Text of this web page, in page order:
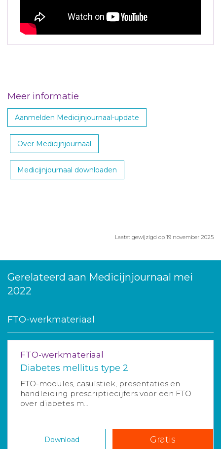
Meer informatie
Aanmelden Medicijnjournaal-update
Over Medicijnjournaal
Medicijnjournaal downloaden
Laatst gewijzigd op 19 november 2025
Gerelateerd aan Medicijnjournaal mei
2022
FTO-werkmateriaal
FTO-werkmateriaal
Diabetes mellitus type 2
FTO-modules, casuïstiek, presentaties en
handleiding prescriptiecijfers voor een FTO
over diabetes m...
Download Gratis